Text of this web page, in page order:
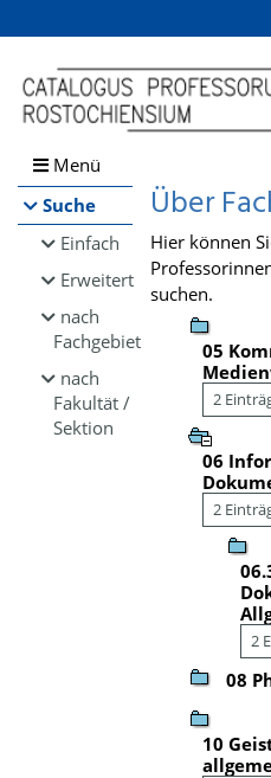
Browsen
direkt zum Inhalt
Menü
Suche
Einfach
Erweitert
nach
Fachgebiet
nach
Fakultät /
Sektion
Über
Hier können
suchen.
05
2
06
2
2
08
10